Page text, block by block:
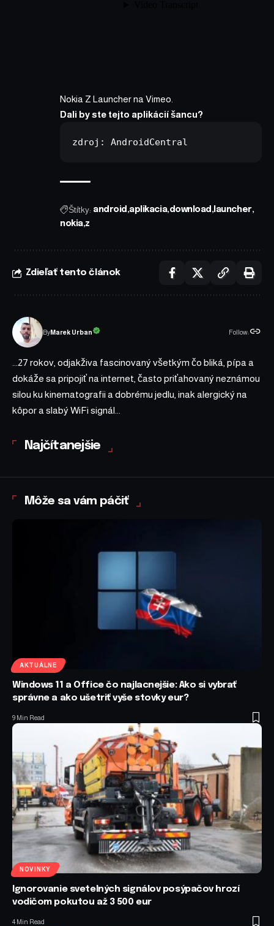
Nokia Z Launcherna Vimeo
Dali by ste tejto aplikácií šancu?
zdroj: AndroidCentral
Štítky: android aplikacia download launcher
nokia z
Zdieľať tento článok
ByMarek Urban Follow:
...27 rokov, odjakživa fascinovaný všetkým čo bliká, pípa a
dokáže sa pripojiť na internet, často priťahovaný neznámou
silou ku kinematografii a dobrému jedlu, inak alergický na
kôpor a slabý WiFi signál...
Najčítanejšie
Môže sa vám páčiť
AKTUÁLNE
Windows 11 a Office čo najlacnejšie: Ako si vybrať
správne a ako ušetriť vyše stovky eur?
9 Min Read
NOVINKY
Ignorovanie svetelných signálov posýpačov hrozí
vodičom pokutou až 3 500 eur
4 Min Read